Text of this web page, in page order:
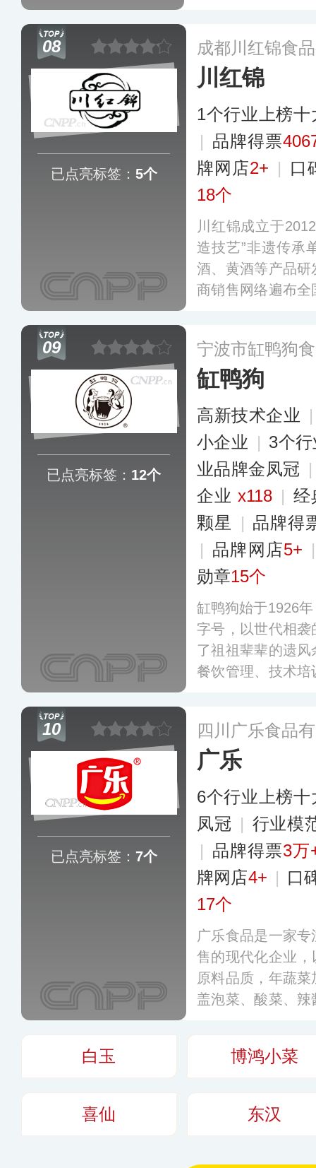
08
已点亮标签： 5个
成都川红锦食
川红锦
1个行业上榜十
| 品牌得票
牌网店2+ | 口
18个
川红锦成立于
造技艺”非遗传承
酒、黄酒等产品
商销售网络遍布
09
已点亮标签： 12个
宁波市缸鸭狗
缸鸭狗
高新技术企业
小企业 | 3个
业品牌金凤冠
企业 x118 |
颗星
| 品牌得
| 品牌网店5+
勋章15个
缸鸭狗始于1926
字号，以世代相
了祖祖辈辈的遗
餐饮管理、技术
品等深度合作，
更多
10
已点亮标签： 7个
四川广乐食品
广乐
6个行业上榜十
凤冠 | 行业模
| 品牌得票3万
牌网店4+ | 口
17个
广乐食品是一家
售的现代化企业，
原料品质，年蔬
盖泡菜、酸菜、
场网络持续拓展
白玉 博鸿小菜
喜仙 东汉